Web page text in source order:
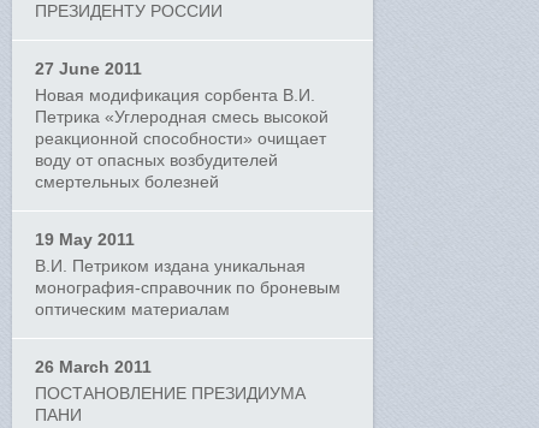
ПРЕЗИДЕНТУ РОССИИ
27 June 2011
Новая модификация сорбента В.И.
Петрика «Углеродная смесь высокой
реакционной способности» очищает
воду от опасных возбудителей
смертельных болезней
19 May 2011
В.И. Петриком издана уникальная
монография-справочник по броневым
оптическим материалам
26 March 2011
ПОСТАНОВЛЕНИЕ ПРЕЗИДИУМА
ПАНИ